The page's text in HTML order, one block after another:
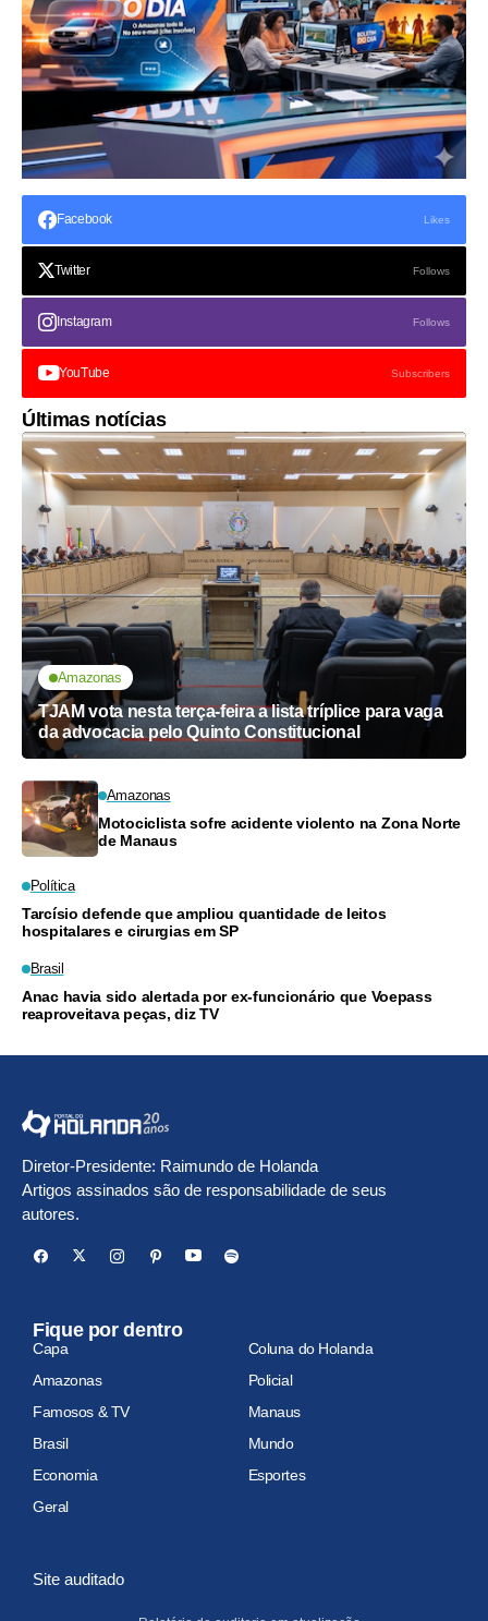
Facebook Likes
Twitter Follows
Instagram Follows
YouTube Subscribers
Últimas notícias
Amazonas
TJAM vota nesta terça-feira a lista tríplice para vaga
da advocacia pelo Quinto Constitucional
Amazonas
Motociclista sofre acidente violento na Zona Norte
de Manaus
Política
Tarcísio defende que ampliou quantidade de leitos
hospitalares e cirurgias em SP
Brasil
Anac havia sido alertada por ex-funcionário que Voepass
reaproveitava peças, diz TV
Diretor-Presidente: Raimundo de Holanda
Artigos assinados são de responsabilidade de seus
autores.
Fique por dentro
Capa
Coluna do Holanda
Amazonas
Policial
Famosos & TV
Manaus
Brasil
Mundo
Economia
Esportes
Geral
Site auditado